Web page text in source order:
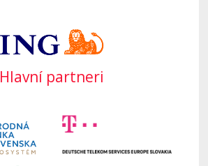
Hlavní partneri